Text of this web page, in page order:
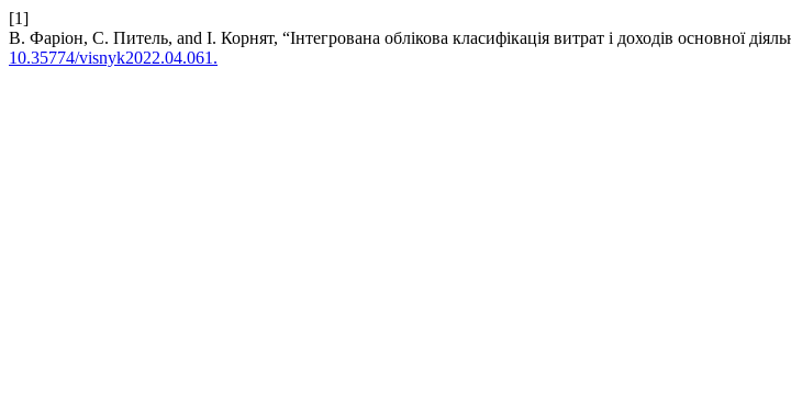
[1]
В. Фаріон, С. Питель, and І. Корнят, “Інтегрована облікова класифікація витрат і доходів основної
10.35774/visnyk2022.04.061.